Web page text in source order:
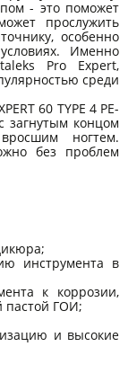
- это поможет
прослужить
особенно
Именно
Pro Expert,
среди
60 TYPE 4 PE-
загнутым концом
ногтем.
без проблем
инструмента в
к коррозии,
пастой ГОИ;
и высокие